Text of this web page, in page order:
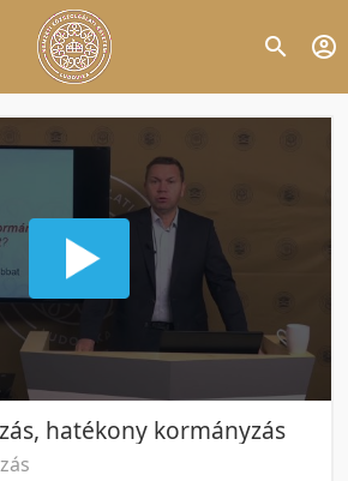
hatékony kormányzás